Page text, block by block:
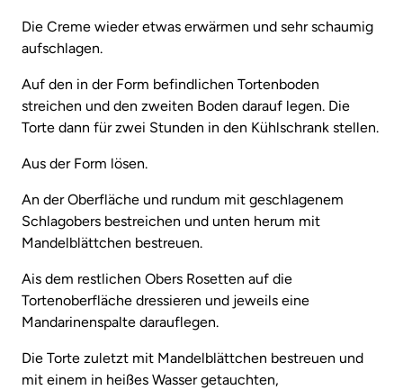
Die Creme wieder etwas erwärmen und sehr schaumig
aufschlagen.
Auf den in der Form befindlichen Tortenboden
streichen und den zweiten Boden darauf legen. Die
Torte dann für zwei Stunden in den Kühlschrank stellen.
Aus der Form lösen.
An der Oberfläche und rundum mit geschlagenem
Schlagobers bestreichen und unten herum mit
Mandelblättchen bestreuen.
Ais dem restlichen Obers Rosetten auf die
Tortenoberfläche dressieren und jeweils eine
Mandarinenspalte darauflegen.
Die Torte zuletzt mit Mandelblättchen bestreuen und
mit einem in heißes Wasser getauchten,